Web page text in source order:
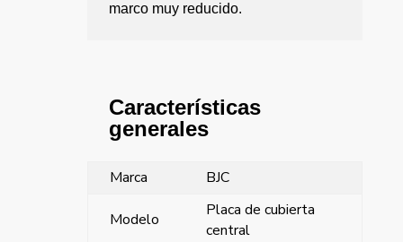
marco muy reducido.
Características
generales
Marca BJC
Modelo
Placa de cubierta
central